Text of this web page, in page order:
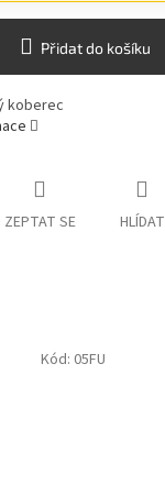
Přidat do košíku
koberec
ZEPTAT SE HLÍDAT
Kód: 05FU